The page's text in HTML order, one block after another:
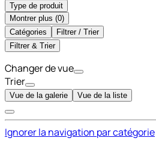
Type de produit
Montrer plus ( )
Catégories
Filtrer / Trier
Filtrer & Trier
Changer de vue
Trier
Vue de la galerie Vue de la liste
Ignorer la navigation par catégorie